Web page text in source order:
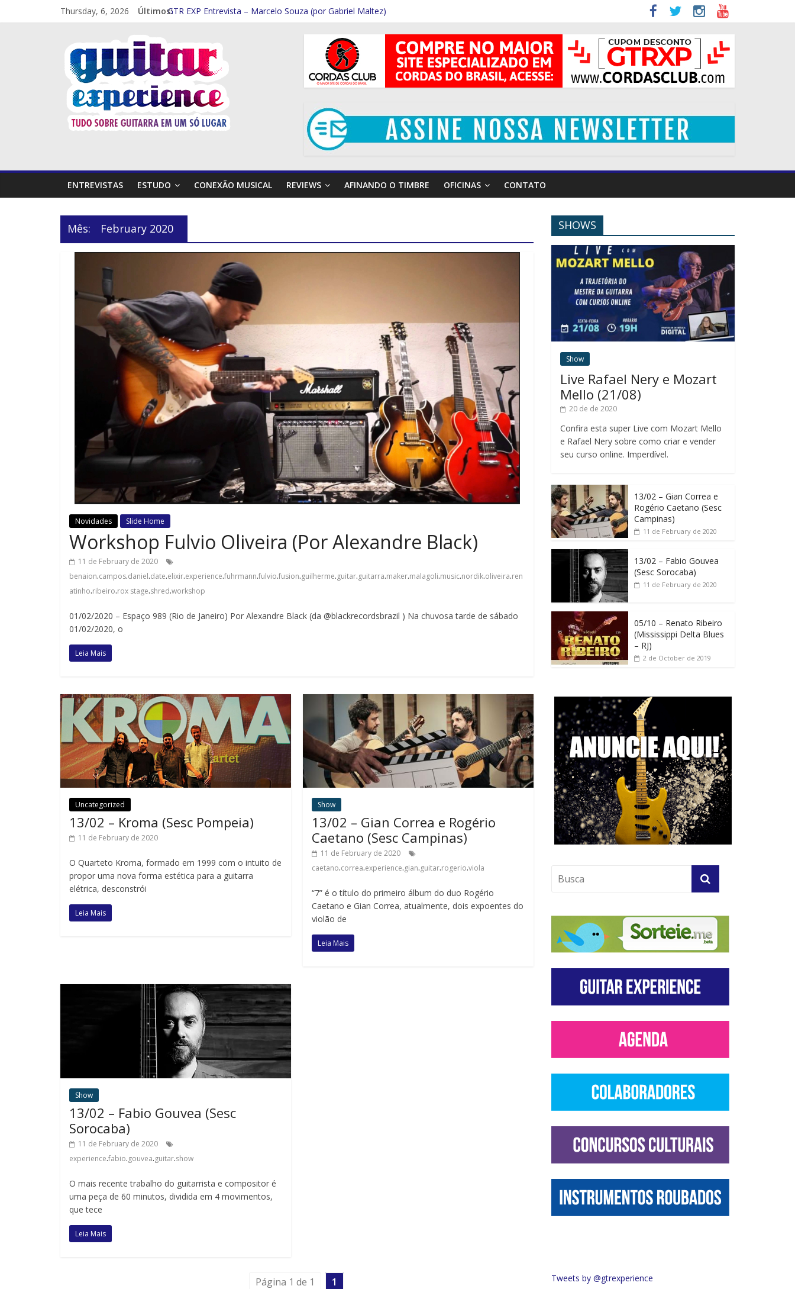
Thursday, 6, 2026 Últimos:GTR EXP Entrevista – Marcelo Souza (por Gabriel Maltez)
GTR EXP – Entrevista Rod Rodrigues (Por Rafael Ferraz)
GTR EXP Entrevista – Mithi Garcia (Por Rafael Ferraz)
Entrevista – Kiko Shred (Por Gabriel Maltez)
Entrevista Frank Solari (por Gabriel Maltez)
ENTREVISTAS ESTUDO CONEXÃO MUSICAL REVIEWS AFINANDO O TIMBRE OFICINAS CONTATO
Mês: February 2020
Novidades Slide Home
Workshop Fulvio Oliveira (Por Alexandre Black)
11 de February de 2020
benaion.campos.daniel.date.elixir.experience.fuhrmann.fulvio.fusion.guilherme.guitar.guitarra.maker.malagoli.music.nordik.oliveira.ren
atinho.ribeiro.rox stage.shred.workshop
01/02/2020 – Espaço 989 (Rio de Janeiro) Por Alexandre Black (da @blackrecordsbrazil ) Na chuvosa tarde de sábado
01/02/2020, o
Leia Mais
Uncategorized
13/02 – Kroma (Sesc Pompeia)
11 de February de 2020
O Quarteto Kroma, formado em 1999 com o intuito de
propor uma nova forma estética para a guitarra
elétrica, desconstrói
Leia Mais
Show
13/02 – Gian Correa e Rogério
Caetano (Sesc Campinas)
11 de February de 2020
caetano.correa.experience.gian.guitar.rogerio.viola
“7” é o título do primeiro álbum do duo Rogério
Caetano e Gian Correa, atualmente, dois expoentes do
violão de
Leia Mais
Show
13/02 – Fabio Gouvea (Sesc
Sorocaba)
11 de February de 2020
experience.fabio.gouvea.guitar.show
O mais recente trabalho do guitarrista e compositor é
uma peça de 60 minutos, dividida em 4 movimentos,
que tece
Leia Mais
Página 1 de 1 1
SHOWS
Show
Live Rafael Nery e Mozart
Mello (21/08)
20 de de 2020
Confira esta super Live com Mozart Mello
e Rafael Nery sobre como criar e vender
seu curso online. Imperdível.
13/02 – Gian Correa e
Rogério Caetano (Sesc
Campinas)
11 de February de 2020
13/02 – Fabio Gouvea
(Sesc Sorocaba)
11 de February de 2020
05/10 – Renato Ribeiro
(Mississippi Delta Blues
– RJ)
2 de October de 2019
Tweets by @gtrexperience